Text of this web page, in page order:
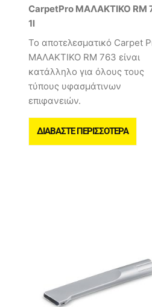
CarpetPro ΜΑΛΑΚΤΙΚΟ RM
1l
Το αποτελεσματικό Carpet
ΜΑΛΑΚΤΙΚΟ RM 763 είναι
κατάλληλο για όλους τους
τύπους υφασμάτινων
επιφανειών.
ΔΙΑΒΆΣΤΕ ΠΕΡΙΣΣΌΤΕΡΑ